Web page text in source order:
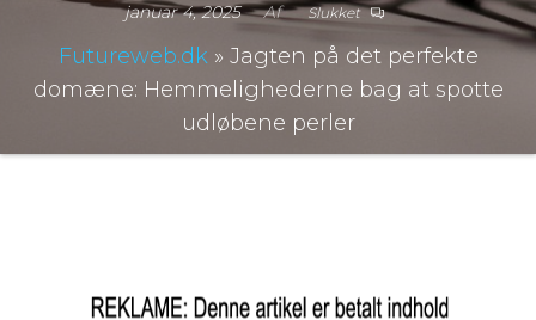
januar 4, 2025 Af Slukket
Futureweb.dk» Jagten på det perfekte
domæne: Hemmelighederne bag at spotte
udløbene perler